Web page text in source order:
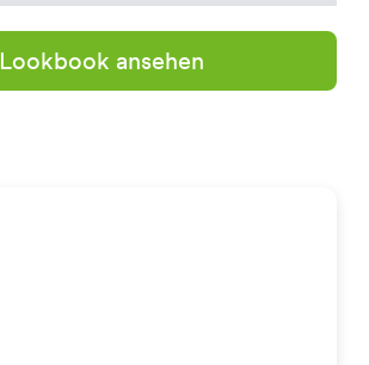
Lookbook ansehen